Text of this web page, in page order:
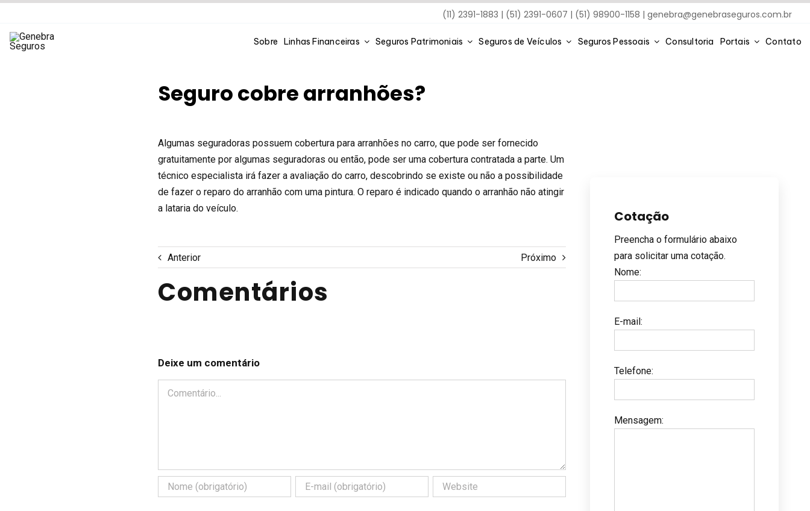
(11) 2391-1883 | (51) 2391-0607 | (51) 98900-1158 |genebra@genebraseguros.com.br
Sobre Linhas Financeiras Seguros Patrimoniais Seguros de Veículos Seguros Pessoais Consultoria Portais Contato
Seguro cobre arranhões?
Algumas seguradoras possuem cobertura para arranhões no carro, que pode ser fornecido
gratuitamente por algumas seguradoras ou então, pode ser uma cobertura contratada a parte. Um
técnico especialista irá fazer a avaliação do carro, descobrindo se existe ou não a possibilidade
de fazer o reparo do arranhão com uma pintura. O reparo é indicado quando o arranhão não atingir
a lataria do veículo.
Anterior Próximo
Comentários
Deixe um comentário
Comentário
Cotação
Preencha o formulário abaixo
para solicitar uma cotação.
Nome:
E-mail:
Telefone:
Mensagem: